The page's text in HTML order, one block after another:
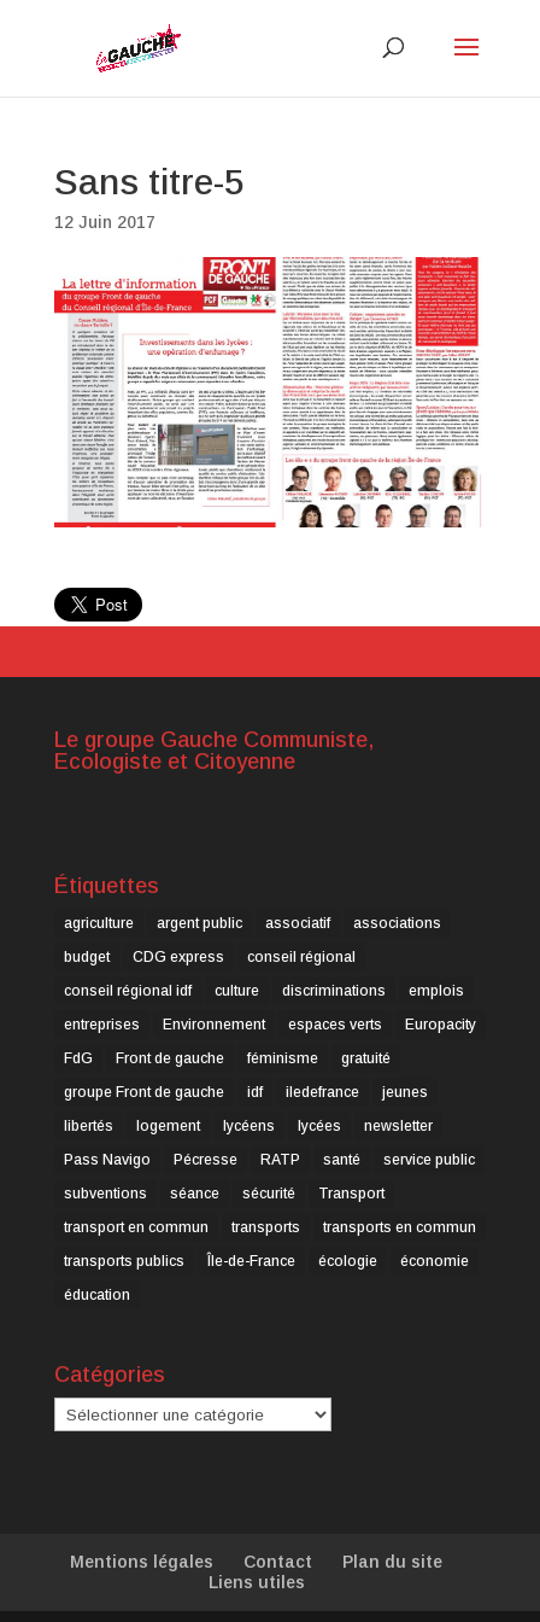
Sans titre-5
12 Juin 2017
Le groupe Gauche Communiste,
Ecologiste et Citoyenne
Étiquettes
agriculture argent public associatif
associations
budget
CDG express
conseil régional
conseil régional idf
culture discriminations
emplois
entreprises
Environnement espaces verts
Europacity
FdG
Front de gauche féminisme
gratuité
groupe Front de gauche
idf iledefrance
jeunes
libertés
logement lycéens lycées
newsletter
Pass Navigo
Pécresse RATP santé
service public
subventions
séance sécurité
Transport
transport en commun
transports
transports en commun
transports publics
Île-de-France écologie
économie
éducation
Catégories
Catégories
Mentions légales Contact
Plan du site
Liens utiles